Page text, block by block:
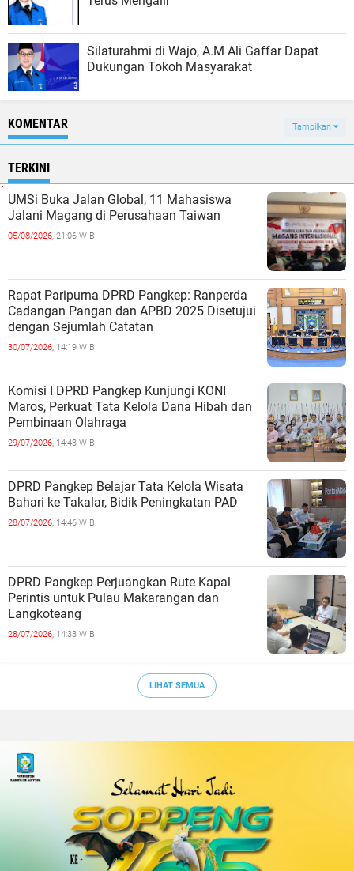
Silaturahmi di Wajo, A.M Ali Gaffar Dapat
Dukungan Tokoh Masyarakat
KOMENTAR Tampilkan
TERKINI
UMSi Buka Jalan Global, 11 Mahasiswa
Jalani Magang di Perusahaan Taiwan
05/08/2026, 21:06 WIB
Rapat Paripurna DPRD Pangkep: Ranperda
Cadangan Pangan dan APBD 2025 Disetujui
dengan Sejumlah Catatan
30/07/2026, 14:19 WIB
Komisi I DPRD Pangkep Kunjungi KONI
Maros, Perkuat Tata Kelola Dana Hibah dan
Pembinaan Olahraga
29/07/2026, 14:43 WIB
DPRD Pangkep Belajar Tata Kelola Wisata
Bahari ke Takalar, Bidik Peningkatan PAD
28/07/2026, 14:46 WIB
DPRD Pangkep Perjuangkan Rute Kapal
Perintis untuk Pulau Makarangan dan
Langkoteang
28/07/2026, 14:33 WIB
LIHAT SEMUA